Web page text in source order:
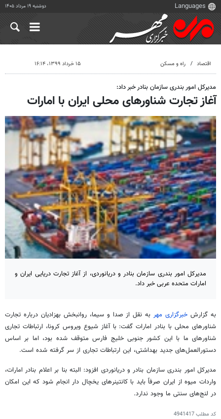
دوشنبه ۱۹ مرداد ۱۴۰۵
اقتصاد راه و مسکن ۱۵ خرداد ۱۳۹۹، ۱۶:۱۴
مدیرکل امور بندری سازمان بنادر خبر داد:
آغاز تجارت شناورهای محلی ایران با امارات
مدیرکل امور بندری سازمان بنادر و دریانوردی، از آغاز تجارت دریایی ایران و
امارات متحده عربی خبر داد.
به گزارشخبرگزاری مهر به نقل از صدا و سیما، روانبخش بهزادیان درباره تجارت
شناورهای محلی با بنادر امارات گفت: با آغاز شیوع ویروسکرونا، ارتباطات تجاری
شناورهای ما با این کشور جنوبی خلیج فارس متوقف شده بود، اما بر اساس
دستورالعمل‌های جدید بهداشتی، این ارتباطات تجاری از سر گرفته شده است.
مدیرکل امور بندری سازمان بنادر و دریانوردی افزود: البته بنا بر اعلام بنادر امارات،
واردات میوه از ایران صرفاً باید با کانتینرهای یخچال دار انجام شود که این امکان
در لنج‌های سنتی ما وجود ندارد.
کد مطلب4941417